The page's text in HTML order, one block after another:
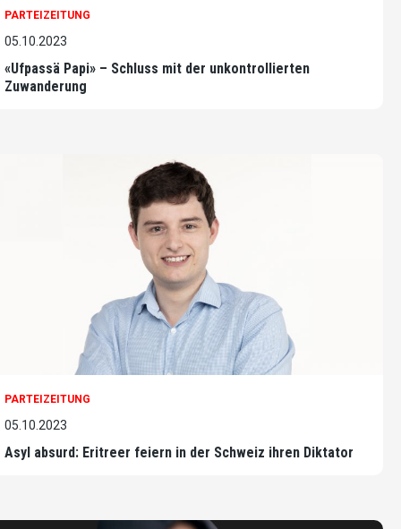
PARTEIZEITUNG
05.10.2023
«Ufpassä Papi» – Schluss mit der unkontrollierten
Zuwanderung
PARTEIZEITUNG
05.10.2023
Asyl absurd: Eritreer feiern in der Schweiz ihren Diktator